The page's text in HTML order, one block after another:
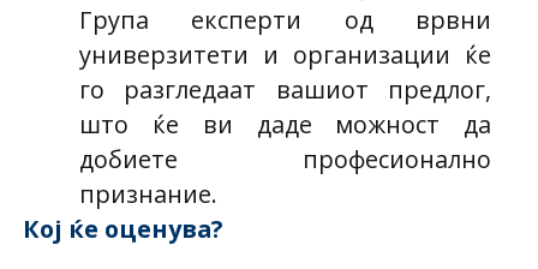
Група експерти од врвни
универзитети и организации ќе
го разгледаат вашиот предлог,
што ќе ви даде можност да
добиете професионално
признание.
Кој ќе оценува?